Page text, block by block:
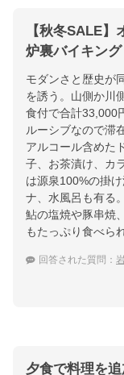
【秋冬SALE
炉裏バイキング
モダンさと歴史が
を誘う。山側か川
食付で合計33,000
ルーシブなので滞
アルコール含めた
子、お茶漬け、カ
は源泉100%の掛
ナ、水風呂も有る
鮎の塩焼や豚串焼
もたっぷり食べら
回答された質問：
夕食で料理を